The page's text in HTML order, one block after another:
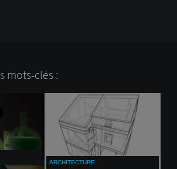
mots-clés :
ARCHITECTURE